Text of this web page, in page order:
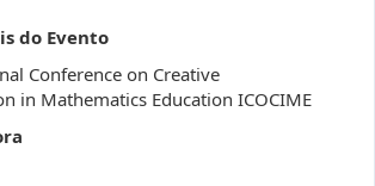
do Evento
Conference on Creative
in Mathematics Education ICOCIME